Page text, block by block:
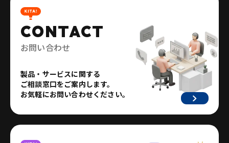
CONTACT
お問い合わせ
製品・サービスに関する
ご相談窓口をご案内します。
お気軽にお問い合わせください。